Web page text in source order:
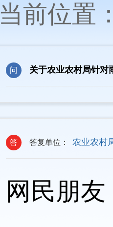
当前位置
问 关于农业农村局针对
答 答复单位： 农业农村
网民朋友